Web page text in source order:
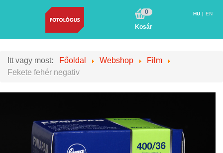
0
Kosár
HU EN
Itt vagy most: Főoldal Webshop
Film
Fekete fehér negativ